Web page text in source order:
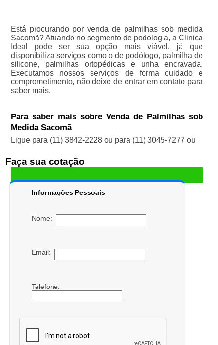
Está procurando por venda de palmilhas sob medida
Sacomã? Atuando no segmento de podologia, a Clinica
Ideal pode ser sua opção mais viável, já que
disponibiliza serviços como o de podólogo, palmilha de
silicone, palmilhas ortopédicas e unha encravada.
Executamos nossos serviços de forma cuidado e
comprometimento, não deixe de entrar em contato para
saber mais.
Para saber mais sobre Venda de Palmilhas sob
Medida Sacomã
Ligue para (11) 3842-2228ou para (11) 3045-7277 ou
Faça sua cotação
Informações Pessoais
Nome:
Email:
Telefone: